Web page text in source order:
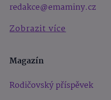
redakce@emaminy.cz
Zobrazit více
Magazín
Rodičovský příspěvek